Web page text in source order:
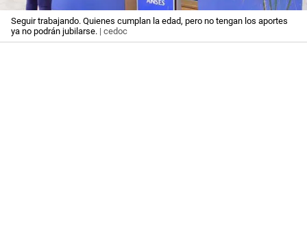
Seguir trabajando. Quienes cumplan la edad, pero no tengan los aportes
ya no podrán jubilarse. | cedoc